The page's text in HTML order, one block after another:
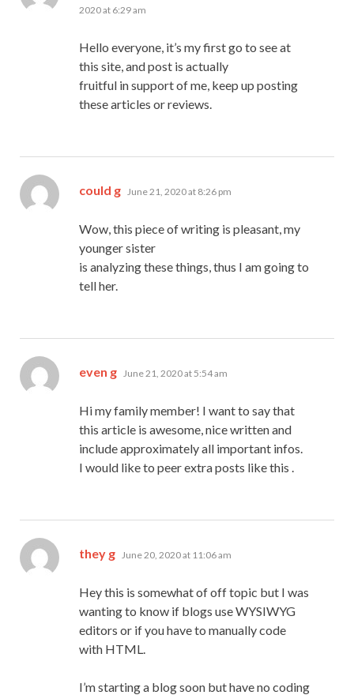
2020 at 6:29 am
Hello everyone, it’s my first go to see at
this site, and post is actually
fruitful in support of me, keep up posting
these articles or reviews.
could g says:
June 21, 2020 at 8:26 pm
Wow, this piece of writing is pleasant, my
younger sister
is analyzing these things, thus I am going to
tell her.
even g says:
June 21, 2020 at 5:54 am
Hi my family member! I want to say that
this article is awesome, nice written and
include approximately all important infos.
I would like to peer extra posts like this .
they g says:
June 20, 2020 at 11:06 am
Hey this is somewhat of off topic but I was
wanting to know if blogs use WYSIWYG
editors or if you have to manually code
with HTML.
I’m starting a blog soon but have no coding